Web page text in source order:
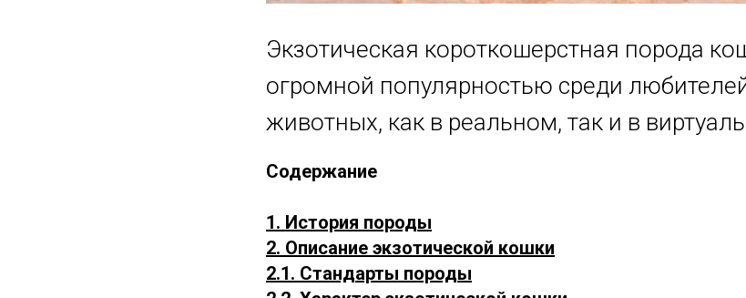
Экзотическая короткошерстная порода
огромной популярностью среди
животных, как в реальном, так и в
Содержание
1. История породы
2. Описание экзотической кошки
2.1. Стандарты породы